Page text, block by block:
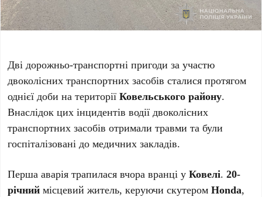
Дві дорожньо-транспортні пригоди за участю
двоколісних транспортних засобів сталися протягом
однієї доби на територіїКовельського району.
Внаслідок цих інцидентів водії двоколісних
транспортних засобів отримали травми та були
госпіталізовані до медичних закладів.
Перша аварія трапилася вчора вранці уКовелі.20-
річний місцевий житель, керуючи скутеромHonda,